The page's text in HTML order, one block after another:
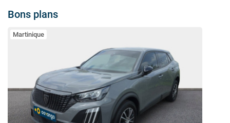
Bons plans
Martinique